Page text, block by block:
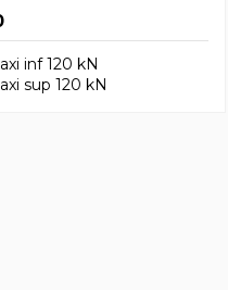
inf 120 kN
sup 120 kN